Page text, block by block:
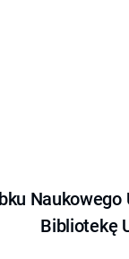
Bibliotekę